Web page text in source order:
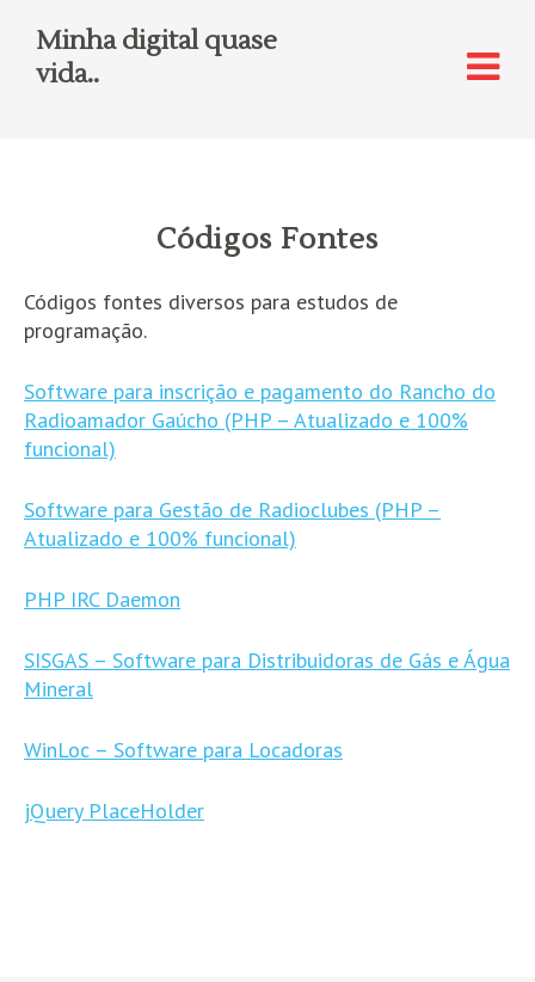
Minha digital quase
vida..
Códigos Fontes
Códigos fontes diversos para estudos de
programação.
Software para inscrição e pagamento do Rancho do
Radioamador Gaúcho (PHP – Atualizado e 100%
funcional)
Software para Gestão de Radioclubes (PHP –
Atualizado e 100% funcional)
PHP IRC Daemon
SISGAS – Software para Distribuidoras de Gás e Água
Mineral
WinLoc – Software para Locadoras
jQuery PlaceHolder